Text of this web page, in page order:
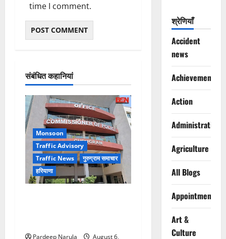
time I comment.
संबंधित कहानियां
Monsoon
Traffic Advisory
Traffic News
गुरुग्राम समाचार
हरियाणा
Pardeep Narula August 6,
श्रेणियाँ
Accident
news
Achievements
Action
Administration
Agriculture
All Blogs
Appointments
Art &
Culture